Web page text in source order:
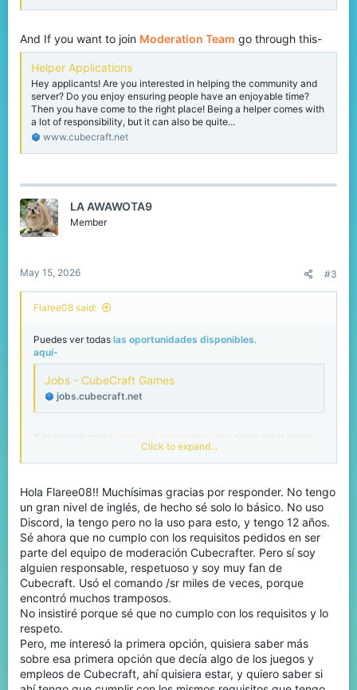
And If you want to join Moderation Team go through this-
Helper Applications
Hey applicants! Are you interested in helping the community and
server? Do you enjoy ensuring people have an enjoyable time?
Then you have come to the right place! Being a helper comes with
a lot of responsibility, but it can also be quite...
www.cubecraft.net
LA AWAWOTA9
Member
May 15, 2026 #3
Flaree08 said:
Puedes ver todas las oportunidades disponibles.
aquí-
Jobs - CubeCraft Games
jobs.cubecraft.net
Y si quieres unirte al equipo de moderación, sigue estos pasos:
Helper Applications
and server? Do you enjoy ensuring people have an
enjoyable time? Then you have come to the right place!
Being a helper comes with a lot of responsibility, but it can
also be quite...
www.cubecraft.net
Click to expand...
Hola Flaree08!! Muchísimas gracias por responder. No tengo
un gran nivel de inglés, de hecho sé solo lo básico. No uso
Discord, la tengo pero no la uso para esto, y tengo 12 años.
Sé ahora que no cumplo con los requisitos pedidos en ser
parte del equipo de moderación Cubecrafter. Pero sí soy
alguien responsable, respetuoso y soy muy fan de
Cubecraft. Usó el comando /sr miles de veces, porque
encontró muchos tramposos.
No insistiré porque sé que no cumplo con los requisitos y lo
respeto.
Pero, me interesó la primera opción, quisiera saber más
sobre esa primera opción que decía algo de los juegos y
empleos de Cubecraft, ahí quisiera estar, y quiero saber si